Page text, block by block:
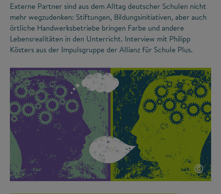
Externe Partner sind aus dem Alltag deutscher Schulen nicht
mehr wegzudenken: Stiftungen, Bildungsinitiativen, aber auch
örtliche Handwerksbetriebe bringen Farbe und andere
Lebensrealitäten in den Unterricht. Interview mit Philipp
Kösters aus der Impulsgruppe der Allianz für Schule Plus.
©